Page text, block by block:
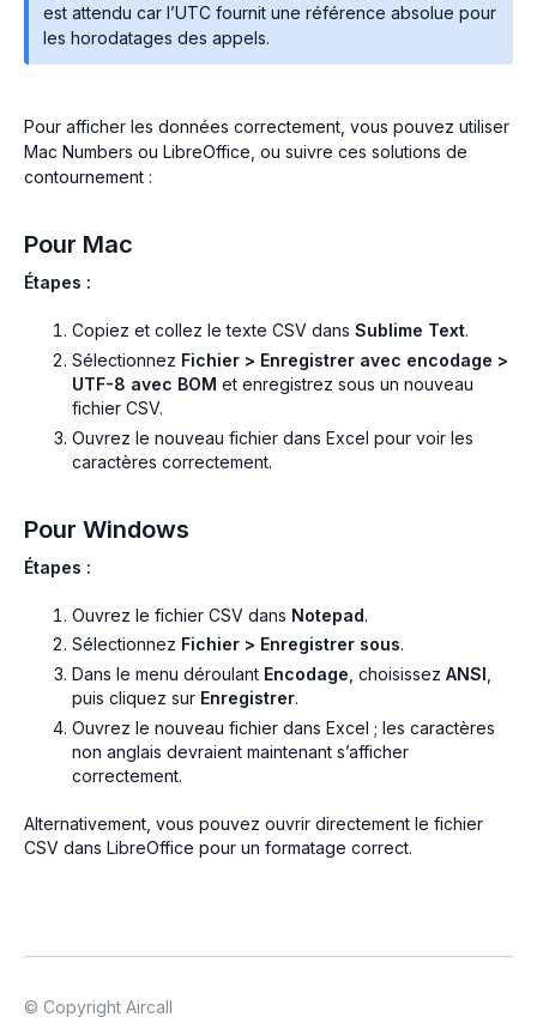
est attendu car l’UTC fournit une référence absolue pour
les horodatages des appels.
Pour afficher les données correctement, vous pouvez utiliser
Mac Numbers ou LibreOffice, ou suivre ces solutions de
contournement :
Pour Mac
Étapes :
Copiez et collez le texte CSV dans Sublime Text.
Sélectionnez Fichier > Enregistrer avec encodage >
UTF-8 avec BOM et enregistrez sous un nouveau
fichier CSV.
Ouvrez le nouveau fichier dans Excel pour voir les
caractères correctement.
Pour Windows
Étapes :
Ouvrez le fichier CSV dans Notepad.
Sélectionnez Fichier > Enregistrer sous.
Dans le menu déroulant Encodage , choisissez ANSI
puis cliquez sur Enregistrer.
Ouvrez le nouveau fichier dans Excel ; les caractères
non anglais devraient maintenant s’afficher
correctement.
Alternativement, vous pouvez ouvrir directement le fichier
CSV dans LibreOffice pour un formatage correct.
© Copyright Aircall